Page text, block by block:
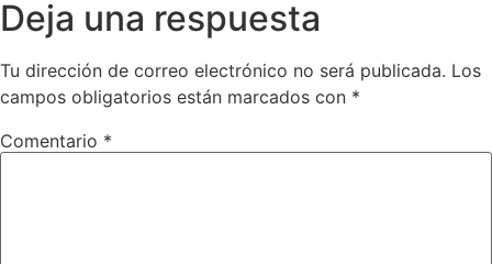
Deja una respuesta
Tu dirección de correo electrónico no será publicada. Los
campos obligatorios están marcados con *
Comentario *